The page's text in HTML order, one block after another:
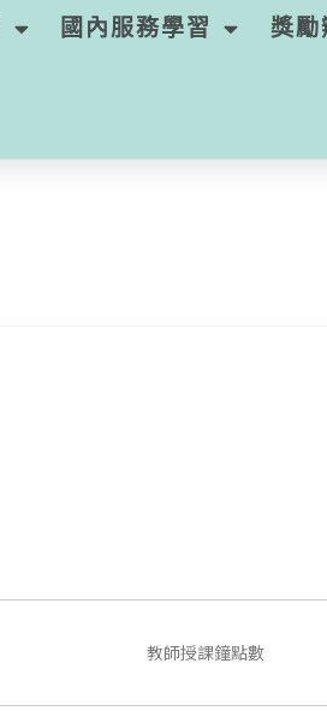
國內服務學習 獎勵
教師授課鐘點數